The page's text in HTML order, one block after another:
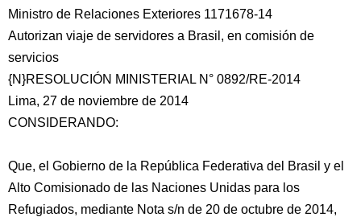
Ministro de Relaciones Exteriores 1171678-14
Autorizan viaje de servidores a Brasil, en comisión de
servicios
{N}RESOLUCIÓN MINISTERIAL N° 0892/RE-2014
Lima, 27 de noviembre de 2014
CONSIDERANDO:
Que, el Gobierno de la República Federativa del Brasil y el
Alto Comisionado de las Naciones Unidas para los
Refugiados, mediante Nota s/n de 20 de octubre de 2014,